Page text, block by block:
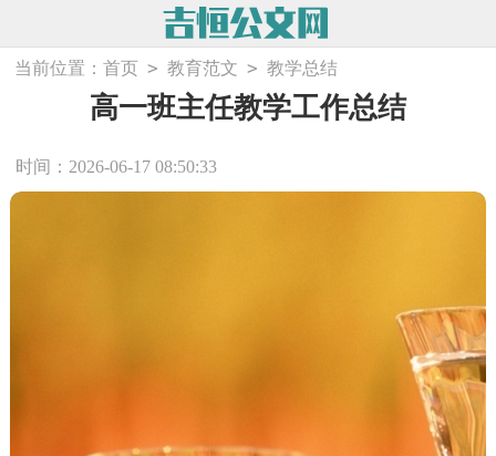
当前位置：首页 > 教育范文 > 教学总结
高一班主任教学工作总结
时间：2026-06-17 08:50:33